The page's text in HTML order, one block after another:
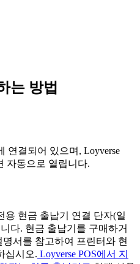
는 방법
연결되어 있으며, Loyverse
자동으로 열립니다.
용 현금 출납기 연결 단자(일
다. 현금 출납기를 구매하거
서를 참고하여 프린터와 현
십시오. Loyverse POS에서 지